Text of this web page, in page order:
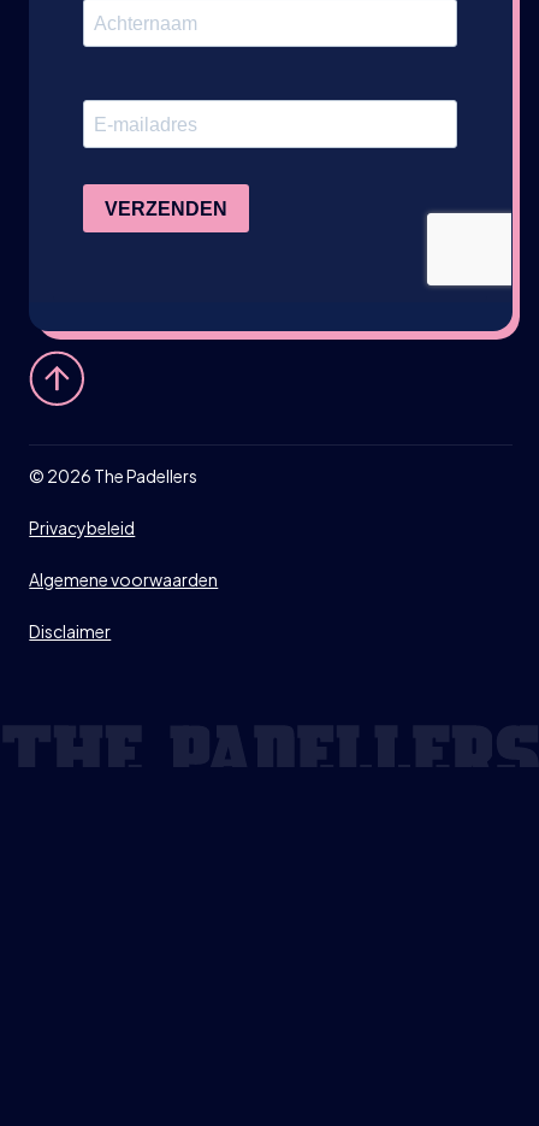
© 2026 The Padellers
Privacybeleid
Algemene voorwaarden
Disclaimer